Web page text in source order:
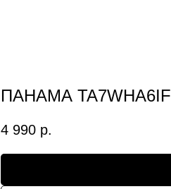
ПАНАМА TA7WHA6IF
4 990 р.